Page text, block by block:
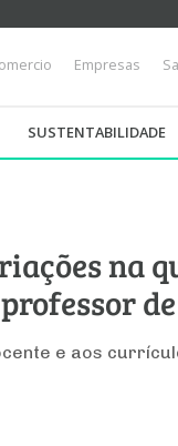
Empresas
SUSTENTABILIDADE
na
e aos